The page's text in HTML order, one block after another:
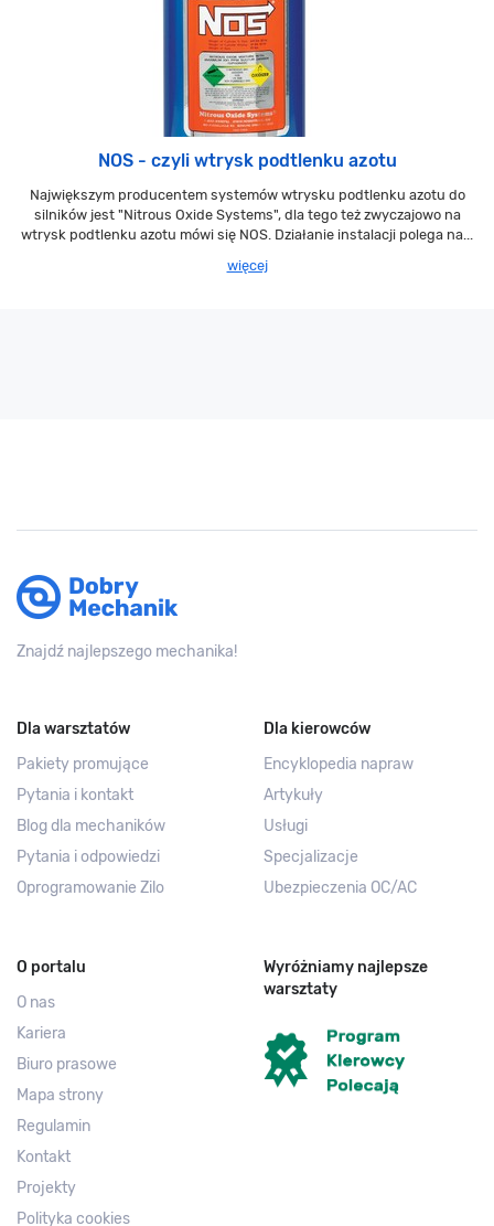
NOS - czyli wtrysk podtlenku azotu
Największym producentem systemów wtrysku podtlenku azotu do
silników jest "Nitrous Oxide Systems", dla tego też zwyczajowo na
wtrysk podtlenku azotu mówi się NOS. Działanie instalacji polega na...
więcej
Znajdź najlepszego mechanika!
Dla warsztatów
Pakiety promujące
Pytania i kontakt
Blog dla mechaników
Pytania i odpowiedzi
Oprogramowanie Zilo
Dla kierowców
Encyklopedia napraw
Artykuły
Usługi
Specjalizacje
Ubezpieczenia OC/AC
O portalu
O nas
Kariera
Biuro prasowe
Mapa strony
Regulamin
Kontakt
Projekty
Polityka cookies
Wyróżniamy najlepsze
warsztaty